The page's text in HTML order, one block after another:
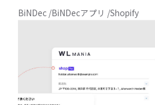
BiNDec BiNDecアプリ Shopify